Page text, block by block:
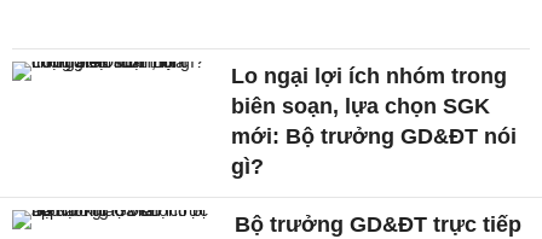
Lo ngại lợi ích nhóm trong
biên soạn, lựa chọn SGK
mới: Bộ trưởng GD&ĐT nói
gì?
Bộ trưởng GD&ĐT trực tiếp